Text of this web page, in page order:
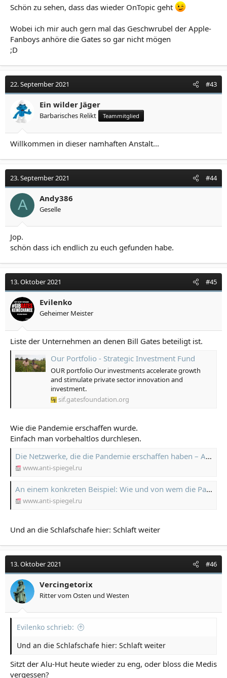
https://pbs.twimg.com/media/EYJPGKgXYAEuR98?
format=jpg&name=medium
Man könnte auch sagen, ich halte den Plan für
abgrundtief dämlich.
Schön zu sehen, dass das wieder OnTopic geht
Wobei ich mir auch gern mal das Geschwrubel der Apple-
Fanboys anhöre die Gates so gar nicht mögen
;D
22. September 2021 #43
Ein wilder Jäger
Barbarisches Relikt Teammitglied
Willkommen in dieser namhaften Anstalt...
23. September 2021 #44
A Andy386
Geselle
Jop.
schön dass ich endlich zu euch gefunden habe.
13. Oktober 2021 #45
Evilenko
Geheimer Meister
Liste der Unternehmen an denen Bill Gates beteiligt ist.
Our Portfolio - Strategic Investment Fund
OUR portfolio Our investments accelerate growth
and stimulate private sector innovation and
investment.
sif.gatesfoundation.org
Wie die Pandemie erschaffen wurde.
Einfach man vorbehaltlos durchlesen.
Die Netzwerke, die die Pandemie erschaffen haben – Anti-Spiegel
www.anti-spiegel.ru
An einem konkreten Beispiel: Wie und von wem die Pandemie vorbereitet wurde – Anti-Spiegel
www.anti-spiegel.ru
Und an die Schlafschafe hier: Schlaft weiter
13. Oktober 2021 #46
Vercingetorix
Ritter vom Osten und Westen
Evilenko schrieb:
Und an die Schlafschafe hier: Schlaft weiter
Sitzt der Alu-Hut heute wieder zu eng, oder bloss die Medis
vergessen?